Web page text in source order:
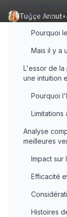
Tuğçe Armut•
l'artisanat
Pourquoi
Mais il y a
L'essor de la
une intuition
Pourquoi
Limitations
Analyse
meilleures
Impact sur
Efficacité
Histoires